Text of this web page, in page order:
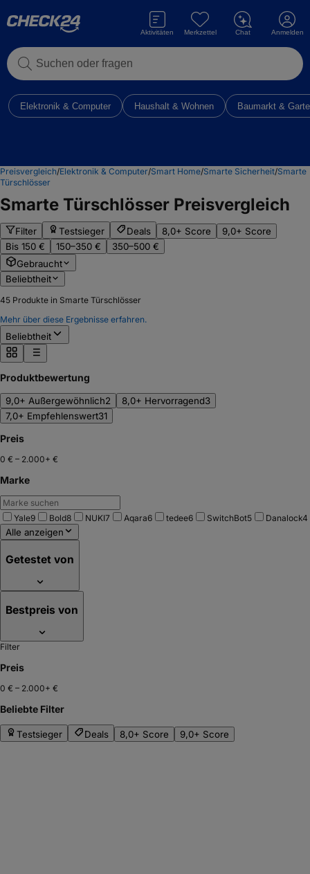
Suchen oder fragen
Aktivitäten Merkzettel Chat Anmelden
Elektronik & Computer Haushalt & Wohnen Baumarkt &
Preisvergleich/Elektronik & Computer/Smart Home/Smarte Sicherheit/Smarte
Türschlösser
Smarte Türschlösser Preisvergleich
Filter Testsieger Deals 8,0+ Score
9,0+ Score
Bis 150 €
150–350 €
350–500 €
Gebraucht
Beliebtheit
45 Produkte in Smarte Türschlösser
Mehr über diese Ergebnisse erfahren.
Beliebtheit
Produktbewertung
9,0+ Außergewöhnlich2 8,0+ Hervorragend3
7,0+ Empfehlenswert31
Preis
0 € – 2.000+ €
Marke
Yale9 Bold8 NUKI7 Aqara6 tedee6 SwitchBot5 Danalock4
Alle anzeigen
Getestet von
Bestpreis von
Filter
Preis
0 € – 2.000+ €
Beliebte Filter
Testsieger Deals 8,0+ Score 9,0+ Score